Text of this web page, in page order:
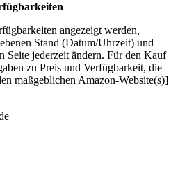
angezeigt werden,
Stand (Datum/Uhrzeit) und
Seite jederzeit ändern. Für den Kauf
zu Preis und Verfügbarkeit, die
maßgeblichen Amazon-Website(s)]